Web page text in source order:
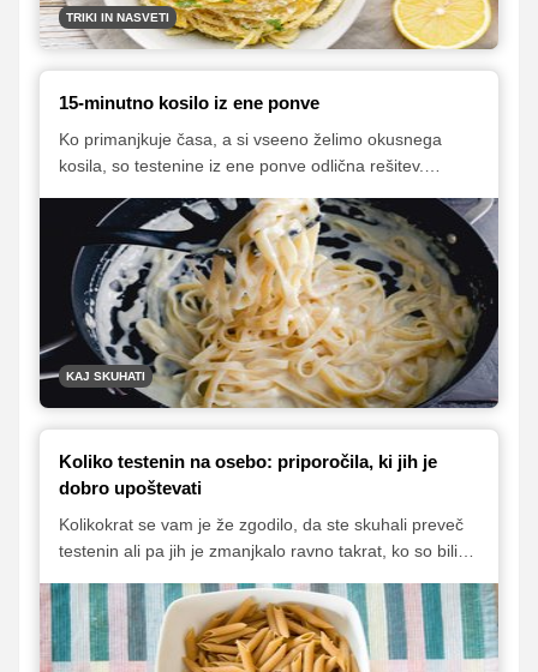
TRIKI IN NASVETI
15-minutno kosilo iz ene ponve
Ko primanjkuje časa, a si vseeno želimo okusnega
kosila, so testenine iz ene ponve odlična rešitev.
poskrbi za bogat okus, priprava pa traja le približno 15
minut.
KAJ SKUHATI
Koliko testenin na osebo: priporočila, ki jih je
dobro upoštevati
Kolikokrat se vam je že zgodilo, da ste skuhali preveč
testenin ali pa jih je zmanjkalo ravno takrat, ko so bili
osebo je odvisen od več dejavnikov: ali so testenine
glavna jed, predjed, priloga ali del juhe, pa tudi od vrste
testenin. Spodaj najdete jasen in praktičen vodič, s